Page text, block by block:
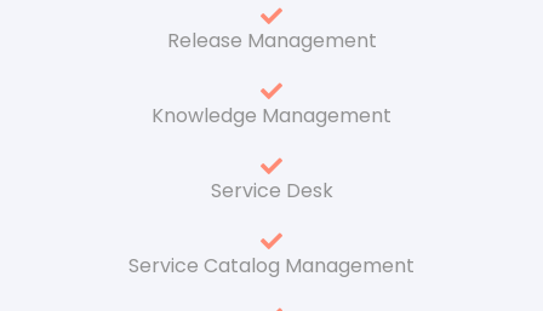
Release Management
Knowledge Management
Service Desk
Service Catalog Management